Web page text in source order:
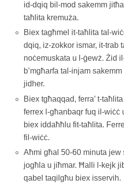
id-dqiq bil-mod sakemm
taħlita kremuża.
Biex tagħmel it-taħlita tal-
dqiq, iz-zokkor ismar, it-trab
noċemuskata u l-ġewż. Żid
b’mgħarfa tal-injam
jidher.
Biex tgħaqqad, ferra’ t-
ferrex l-għanbaqr fuq il-wiċċ
biex iddaħħlu fit-taħlita.
fil-wiċċ.
Aħmi għal 50-60 minuta jew
jogħla u jiħmar. Ħalli l-kejk
qabel taqilgħu biex isservih.